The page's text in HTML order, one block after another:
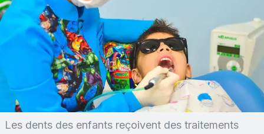
Les dents des enfants reçoivent des traitements